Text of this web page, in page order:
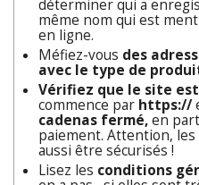
déterminer qui a
même nom qui est
en ligne.
Méfiez-vous des
avec le type de
Vérifiez que le site
commence par https://
cadenas fermé,en
paiement. Attention,
aussi être sécurisés !
Lisez les conditions